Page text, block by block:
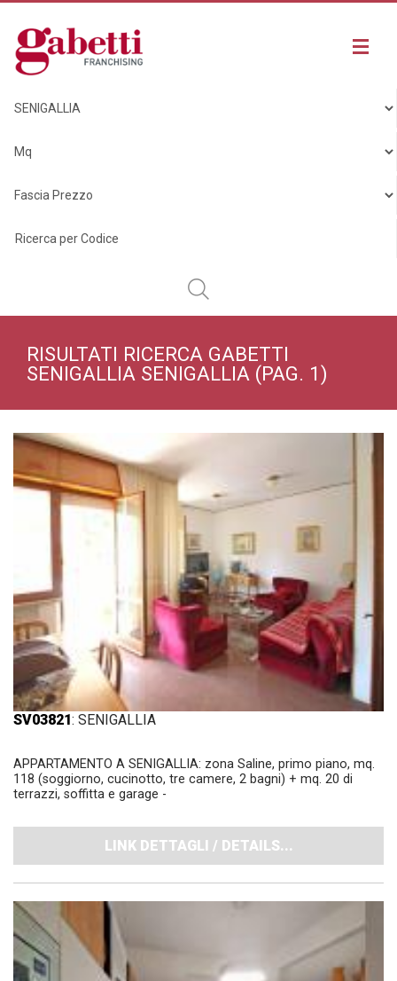
RISULTATI RICERCA GABETTI
SENIGALLIA SENIGALLIA (PAG. 1)
SV03821: SENIGALLIA
APPARTAMENTO A SENIGALLIA: zona Saline, primo piano, mq.
118 (soggiorno, cucinotto, tre camere, 2 bagni) + mq. 20 di
terrazzi, soffitta e garage -
LINK DETTAGLI / DETAILS...